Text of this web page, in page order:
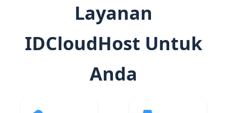
Layanan
IDCloudHost Untuk
Anda